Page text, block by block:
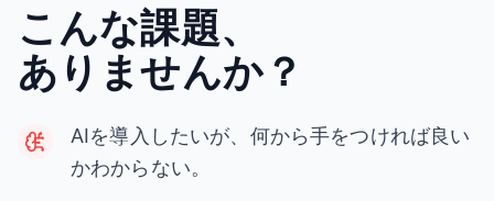
こんな課題、
ありませんか？
AIを導入したいが、何から手をつければ良い
かわからない。